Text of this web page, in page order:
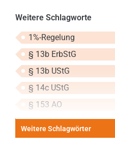
2015
2016
2017
2018
2019
2020
Weitere Schlagworte
1%-Regelung
§ 13b ErbStG
§ 13b UStG
§ 14c UStG
§ 153 AO
Weitere Schlagwörter